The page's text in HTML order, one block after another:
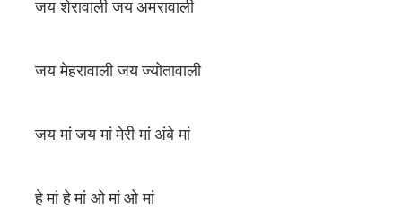
जय शेरावाली जय अमरावाली
जय मेहरावाली जय ज्योतावाली
जय मां जय मां मेरी मां अंबे मां
हे मां हे मां ओ मां ओ मां